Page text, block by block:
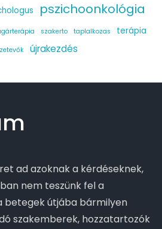
pszichoonkológia
szakerto taplalkozas
terápia
újrakezdés
ad azoknak a kérdéseknek,
nem teszünk fel a
betegek útjába bármilyen
szakemberek, hozzatartozók